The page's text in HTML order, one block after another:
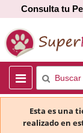
Consulta tu
Esta es una
realizado en